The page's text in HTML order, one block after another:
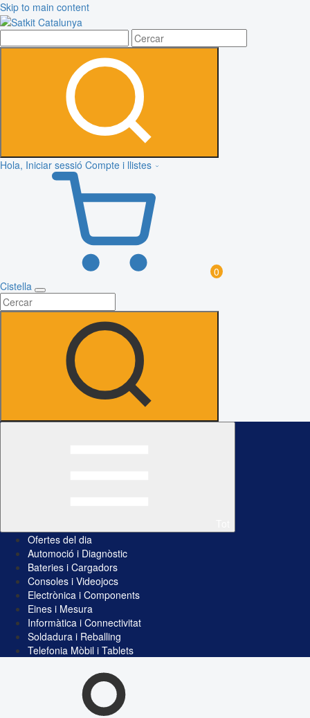
Skip to main content
Hola, Iniciar sessió Compte i llistes
0
Cistella
Ofertes del dia
Automoció i Diagnòstic
Bateries i Cargadors
Consoles i Videojocs
Electrònica i Components
Eines i Mesura
Informàtica i Connectivitat
Soldadura i Reballing
Telefonia Mòbil i Tablets